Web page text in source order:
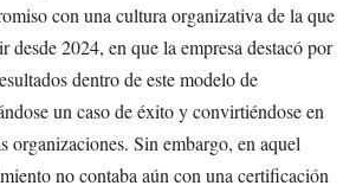
con una cultura organizativa de la que
desde 2024, en que la empresa destacó por
dentro de este modelo de
un caso de éxito y convirtiéndose en
organizaciones. Sin embargo, en aquel
no contaba aún con una certificación